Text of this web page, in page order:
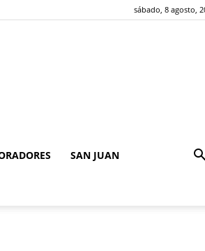
sábado, 8 agosto,
SAN JUAN